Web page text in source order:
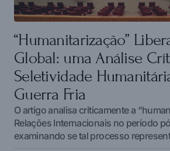
“Humanitarização”
Global: uma Análise
Seletividade
Guerra Fria
O artigo analisa criticamente a
Relações Internacionais no período
examinando se tal processo